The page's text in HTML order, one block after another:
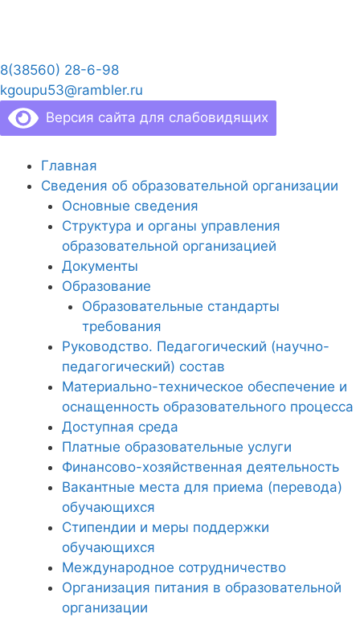
8(38560) 28-6-98
kgoupu53@rambler.ru
Версия сайта для слабовидящих
Главная
Сведения об образовательной организации
Основные сведения
Структура и органы управления
образовательной организацией
Документы
Образование
Образовательные стандарты
требования
Руководство. Педагогический (научно-
педагогический) состав
Материально-техническое обеспечение и
оснащенность образовательного процесса
Доступная среда
Платные образовательные услуги
Финансово-хозяйственная деятельность
Вакантные места для приема (перевода)
обучающихся
Стипендии и меры поддержки
обучающихся
Международное сотрудничество
Организация питания в образовательной
организации